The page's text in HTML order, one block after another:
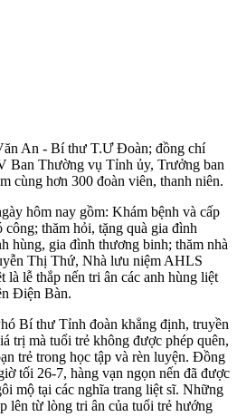
An - Bí thư T.Ư Đoàn; đồng chí
Thường vụ Tỉnh ủy, Trưởng ban
cùng hơn 300 đoàn viên, thanh niên.
hôm nay gồm: Khám bệnh và cấp
thăm hỏi, tặng quà gia đình
hùng, gia đình thương binh; thăm nhà
Thị Thứ, Nhà lưu niệm AHLS
lễ thắp nến tri ân các anh hùng liệt
Điện Bàn.
Bí thư Tỉnh đoàn khẳng định, truyền
trị mà tuổi trẻ không được phép quên,
trẻ trong học tập và rèn luyện. Đồng
tối 26-7, hàng vạn ngọn nến đã được
mộ tại các nghĩa trang liệt sĩ. Những
lên từ lòng tri ân của tuổi trẻ hướng